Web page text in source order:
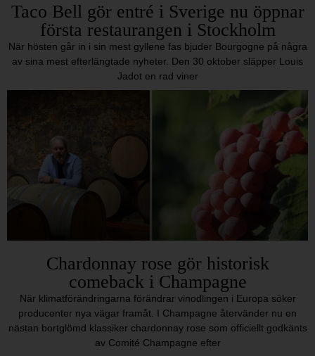
Taco Bell gör entré i Sverige nu öppnar
första restaurangen i Stockholm
När hösten går in i sin mest gyllene fas bjuder Bourgogne på några
av sina mest efterlängtade nyheter. Den 30 oktober släpper Louis
Jadot en rad viner
Chardonnay rose gör historisk
comeback i Champagne
När klimatförändringarna förändrar vinodlingen i Europa söker
producenter nya vägar framåt. I Champagne återvänder nu en
nästan bortglömd klassiker chardonnay rose som officiellt godkänts
av Comité Champagne efter